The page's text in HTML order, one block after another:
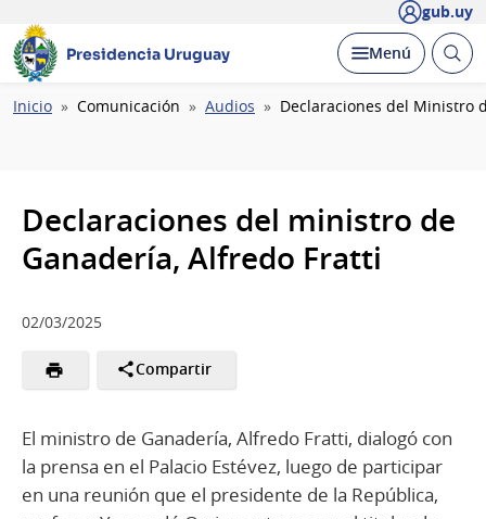
gub.uy
Presidencia Uruguay Desplegar
Menú Abrir
Ruta
Inicio Comunicación Audios Declaraciones del Ministro
Declaraciones del ministro de
Ganadería, Alfredo Fratti
02/03/2025
Compartir
El ministro de Ganadería, Alfredo Fratti, dialogó con
la prensa en el Palacio Estévez, luego de participar
en una reunión que el presidente de la República,